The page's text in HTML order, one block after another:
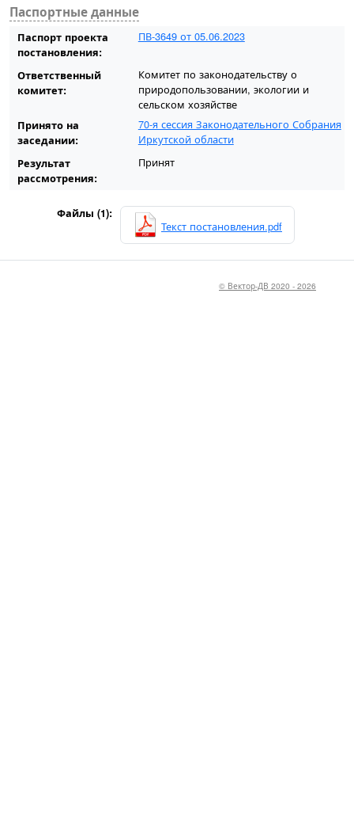
Паспортные данные
Паспорт проекта
постановления:
ПВ-3649 от 05.06.2023
Ответственный
комитет:
Комитет по законодательству о
природопользовании, экологии и
сельском хозяйстве
Принято на
заседании:
70-я сессия Законодательного Собрания
Иркутской области
Результат
рассмотрения:
Принят
Файлы (1):
Текст постановления.pdf
© Вектор-ДВ 2020 - 2026